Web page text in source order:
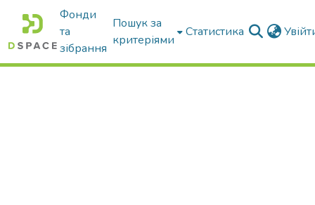
Фонди
та
зібрання
Пошук за
критеріями
Статистика